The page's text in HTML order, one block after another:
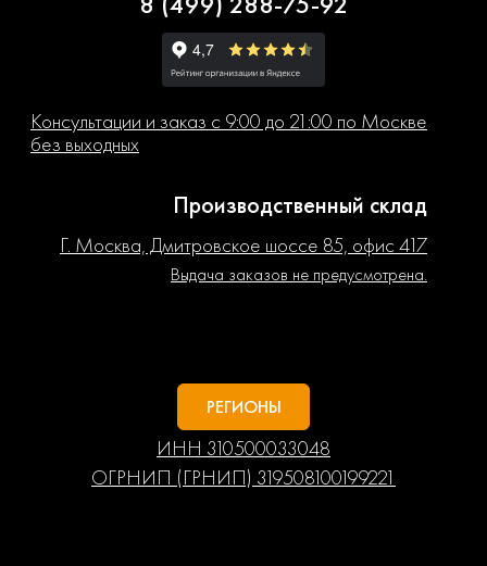
Консультации и заказ с 9:00 до 21:00 по Москве
без выходных
Производственный склад
Г. Москва, Дмитровское шоссе 85, офис 417
Выдача заказов не предусмотрена.
РЕГИОНЫ
ИНН 310500033048
ОГРНИП (ГРНИП) 319508100199221